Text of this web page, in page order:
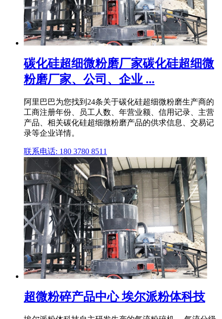
碳化硅超细微粉磨厂家碳化硅超细微
粉磨厂家、公司、企业 ...
阿里巴巴为您找到24条关于碳化硅超细微粉磨生产商的
工商注册年份、员工人数、年营业额、信用记录、主营
产品、相关碳化硅超细微粉磨产品的供求信息、交易记
录等企业详情。
联系电话: 180 3780 8511
超微粉碎产品中心 埃尔派粉体科技